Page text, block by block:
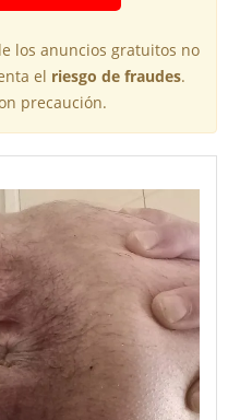
los anuncios gratuitos no
el riesgo de fraudes.
precaución.